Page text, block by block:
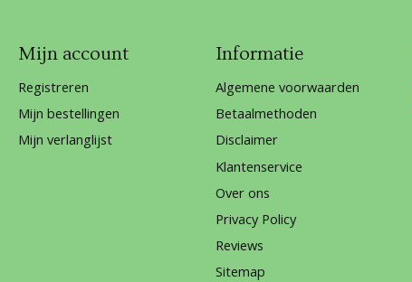
Mijn account
Registreren
Mijn bestellingen
Mijn verlanglijst
Informatie
Algemene voorwaarden
Betaalmethoden
Disclaimer
Klantenservice
Over ons
Privacy Policy
Reviews
Sitemap